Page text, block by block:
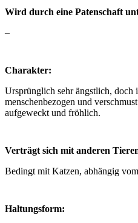
Wird durch eine Patenschaft
–
Charakter:
Ursprünglich sehr ängstlich, doch
menschenbezogen und
aufgeweckt und fröhlich.
Verträgt sich mit anderen
Bedingt mit Katzen, abhängig
Haltungsform: